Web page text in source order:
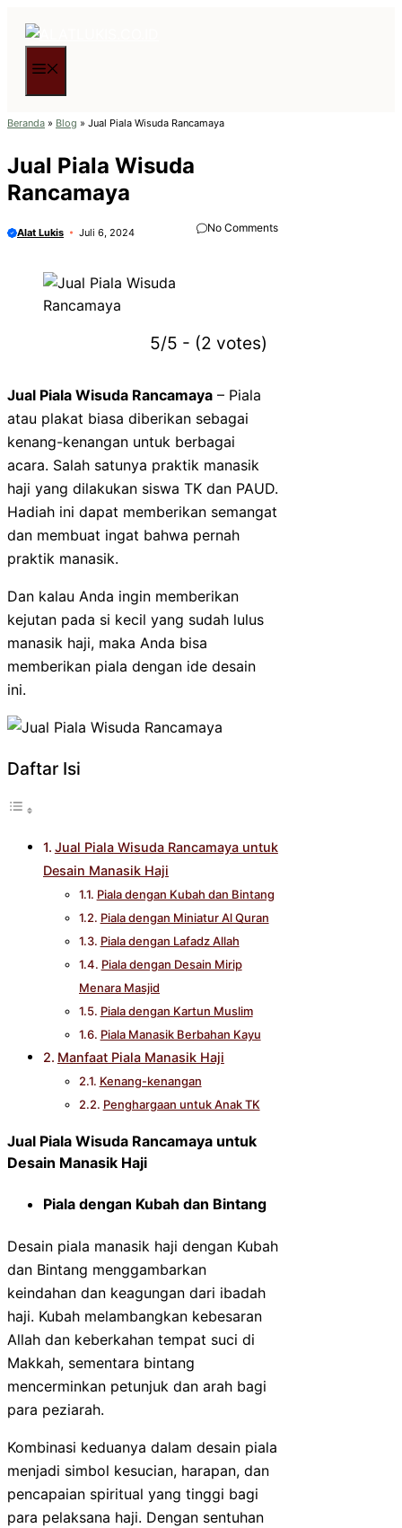
Beranda » Blog » Jual Piala Wisuda Rancamaya
Jual Piala Wisuda
Rancamaya
Alat Lukis Juli 6, 2024 No Comments
5/5 - (2 votes)
Jual Piala Wisuda Rancamaya – Piala
atau plakat biasa diberikan sebagai
kenang-kenangan untuk berbagai
acara. Salah satunya praktik manasik
haji yang dilakukan siswa TK dan PAUD.
Hadiah ini dapat memberikan semangat
dan membuat ingat bahwa pernah
praktik manasik.
Dan kalau Anda ingin memberikan
kejutan pada si kecil yang sudah lulus
manasik haji, maka Anda bisa
memberikan piala dengan ide desain
ini.
Daftar Isi
Jual Piala Wisuda Rancamaya untuk
Desain Manasik Haji
Piala dengan Kubah dan Bintang
Piala dengan Miniatur Al Quran
Piala dengan Lafadz Allah
Piala dengan Desain Mirip
Menara Masjid
Piala dengan Kartun Muslim
Piala Manasik Berbahan Kayu
Manfaat Piala Manasik Haji
Kenang-kenangan
Penghargaan untuk Anak TK
Jual Piala Wisuda Rancamaya untuk
Desain Manasik Haji
Piala dengan Kubah dan Bintang
Desain piala manasik haji dengan Kubah
dan Bintang menggambarkan
keindahan dan keagungan dari ibadah
haji. Kubah melambangkan kebesaran
Allah dan keberkahan tempat suci di
Makkah, sementara bintang
mencerminkan petunjuk dan arah bagi
para peziarah.
Kombinasi keduanya dalam desain piala
menjadi simbol kesucian, harapan, dan
pencapaian spiritual yang tinggi bagi
para pelaksana haji. Dengan sentuhan